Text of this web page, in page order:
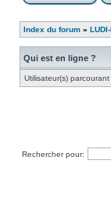
Index du forum »
Qui est en ligne ?
Utilisateur(s)
Rechercher pour: